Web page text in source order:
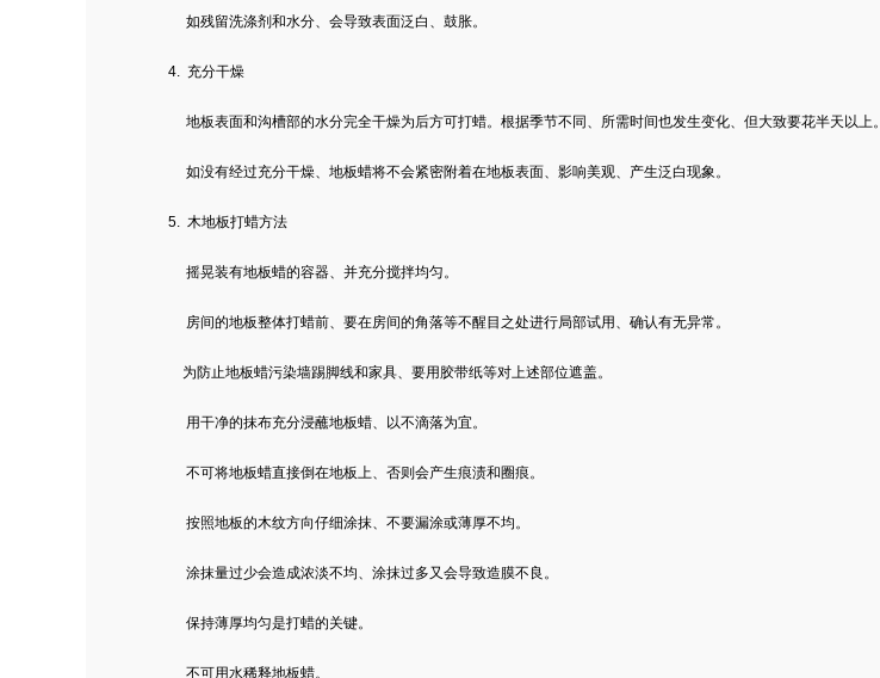
如残留洗涤剂和水分、会导致表面泛白、鼓胀。
4. 充分干燥
地板表面和沟槽部的水分完全干燥为后方可打蜡。根据季节不同、所需时间也发生变化、但大致要花半天以上。
如没有经过充分干燥、地板蜡将不会紧密附着在地板表面、影响美观、产生泛白现象。
5. 木地板打蜡方法
摇晃装有地板蜡的容器、并充分搅拌均匀。
房间的地板整体打蜡前、要在房间的角落等不醒目之处进行局部试用、确认有无异常。
为防止地板蜡污染墙踢脚线和家具、要用胶带纸等对上述部位遮盖。
用干净的抹布充分浸蘸地板蜡、以不滴落为宜。
不可将地板蜡直接倒在地板上、否则会产生痕渍和圈痕。
按照地板的木纹方向仔细涂抹、不要漏涂或薄厚不均。
涂抹量过少会造成浓淡不均、涂抹过多又会导致造膜不良。
保持薄厚均匀是打蜡的关键。
不可用水稀释地板蜡。